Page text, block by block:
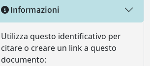
Informazioni
Utilizza questo identificativo per
citare o creare un link a questo
documento: